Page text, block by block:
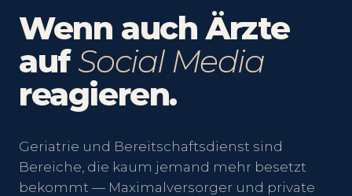
Wenn auch Ärzte
aufSocial Media
reagieren.
Geriatrie und Bereitschaftsdienst sind
Bereiche, die kaum jemand mehr besetzt
bekommt — Maximalversorger und private